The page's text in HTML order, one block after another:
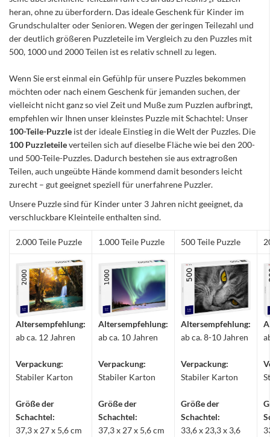
heran, ohne zu überfordern. Das ideale Geschenk für Kinder im
Grundschulalter oder Senioren. Wegen der geringen Teilezahl und
der deutlich größeren Puzzleteile im Vergleich zu den Puzzles mit
500, 1000 und 2000 Teilen ist es relativ schnell zu legen.
Wenn Sie erst einmal ein Gefühlp für unsere Puzzles bekommen
möchten oder nach einem Geschenk für jemanden suchen, der
vielleicht nicht ganz so viel Zeit und Muße zum Puzzlen aufbringt,
empfehlen wir Ihnen unser kleinstes Puzzle mit Schachtel: Unser
100-Teile-Puzzle ist der ideale Einstieg in die Welt der Puzzles. Die
100 Puzzleteileverteilen sich auf dieselbe Fläche wie bei den 200-
und 500-Teile-Puzzles. Dadurch bestehen sie aus extragroßen
Teilen, auch ungeübte Hände kommend damit besonders leicht
zurecht – gut geeignet speziell für unerfahrene Puzzler.
Unsere Puzzle sind für Kinder unter 3 Jahren nicht geeignet, da
verschluckbare Kleinteile enthalten sind.
2.000 Teile Puzzle 1.000 Teile Puzzle 500 Teile Puzzle
Altersempfehlung:
ab ca. 12 Jahren
Verpackung:
Stabiler Karton
Größe der
Schachtel:
37,3 x 27 x 5,6 cm
Altersempfehlung:
ab ca. 10 Jahren
Verpackung:
Stabiler Karton
Größe der
Schachtel:
37,3 x 27 x 5,6 cm
Altersempfehlung:
ab ca. 8-10 Jahren
Verpackung:
Stabiler Karton
Größe der
Schachtel:
33,6 x 23,3 x 3,6